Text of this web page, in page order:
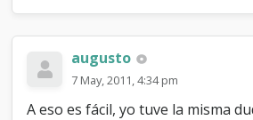
augusto
7 May, 2011, 4:34 pm
A eso es fácil, yo tuve la misma